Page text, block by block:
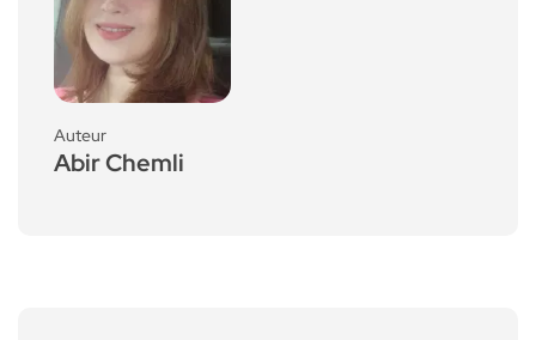
Auteur
Abir Chemli